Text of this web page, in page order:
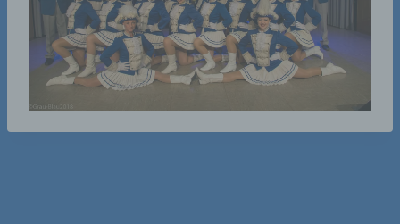
a) personenbezogene Daten